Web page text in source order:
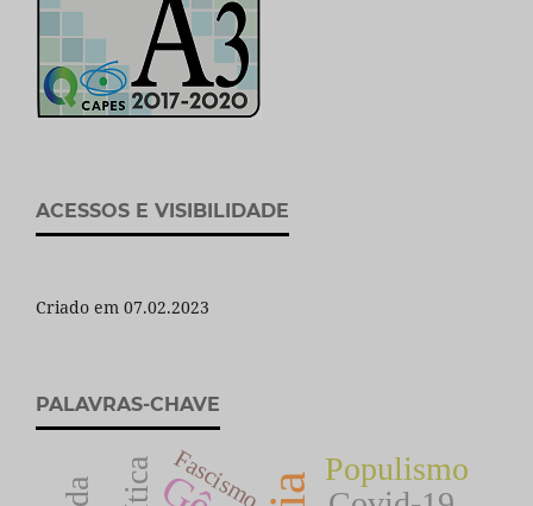
ACESSOS E VISIBILIDADE
Criado em 07.02.2023
PALAVRAS-CHAVE
Populismo
Fascismo